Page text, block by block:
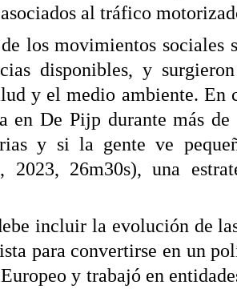
al tráfico
los movimientos sociales
disponibles, y
y el medio ambiente.
en De Pijp durante más
y si la gente ve
2023, 26m30s), una
incluir la evolución de
para convertirse en un
y trabajó en